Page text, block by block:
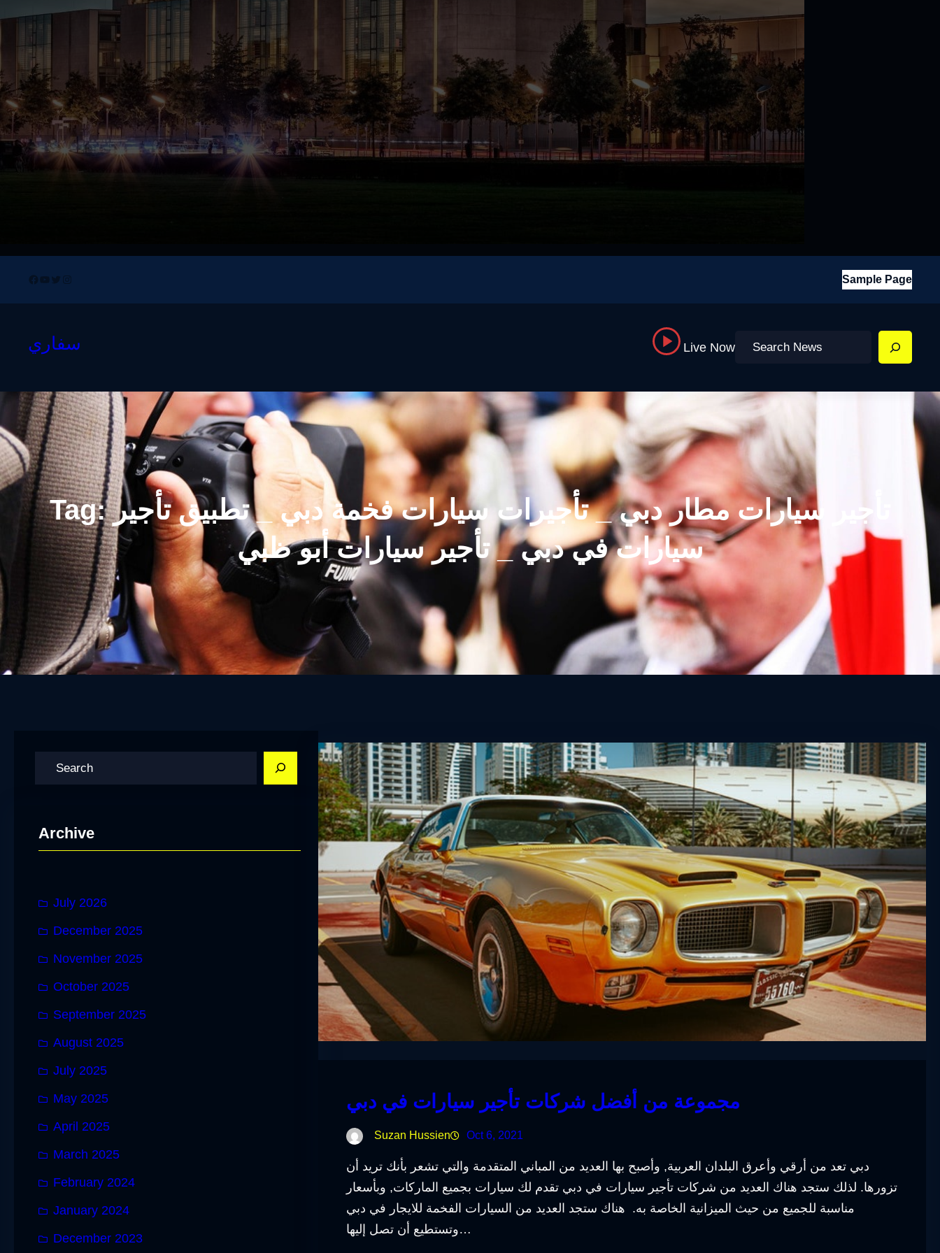
Facebook
YouTube
TwitterInstagram Sample Page
سفاري Live Now Search
Tag:تأجير سيارات مطار دبي _ تأجيرات سيارات فخمة دبي _ تطبيق تأجير
سيارات في دبي _ تأجير سيارات أبو ظبي
Archive
July 2026
December 2025
November 2025
October 2025
September 2025
August 2025
July 2025
May 2025
April 2025
March 2025
February 2024
January 2024
December 2023
مجموعة من أفضل شركات تأجير سيارات في دبي
Suzan Hussien Oct 6, 2021
دبي تعد من أرقي وأعرق البلدان العربية, وأصبح بها العديد من المباني المتقدمة والتي تشعر بأنك تريد أن
تزورها. لذلك ستجد هناك العديد من شركات تأجير سيارات في دبي تقدم لك سيارات بجميع الماركات, وبأسعار
مناسبة للجميع من حيث الميزانية الخاصة به. هناك ستجد العديد من السيارات الفخمة للايجار في دبي
وتستطيع أن تصل إليها…